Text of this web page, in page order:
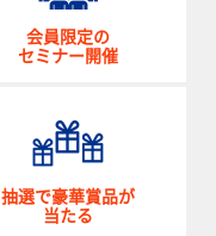
会員限定の
セミナー開催
抽選で豪華賞品が
当たる